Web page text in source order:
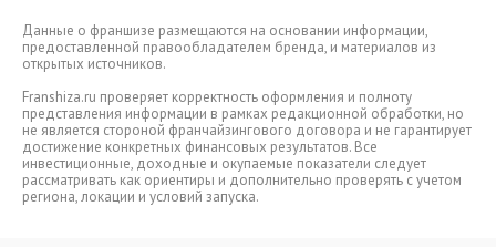
Данные о франшизе размещаются на основании информации,
предоставленной правообладателем бренда, и материалов из
открытых источников.
Franshiza.ru проверяет корректность оформления и полноту
представления информации в рамках редакционной обработки, но
не является стороной франчайзингового договора и не гарантирует
достижение конкретных финансовых результатов. Все
инвестиционные, доходные и окупаемые показатели следует
рассматривать как ориентиры и дополнительно проверять с учетом
региона, локации и условий запуска.